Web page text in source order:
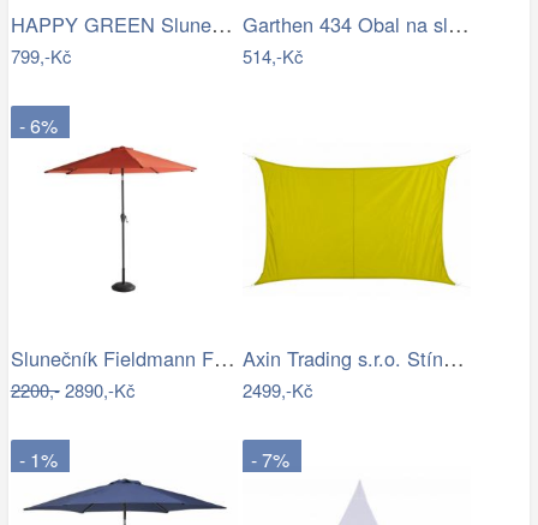
HAPPY GREEN Slunečník s kličkou 230 cm,…
799,-Kč
Garthen 434 Obal na slunečník s…
514,-Kč
- 6%
Slunečník Fieldmann FDZN 4014
2200,-2890,-Kč
Axin Trading s.r.o. Stínící plachta…
2499,-Kč
- 1% - 7%